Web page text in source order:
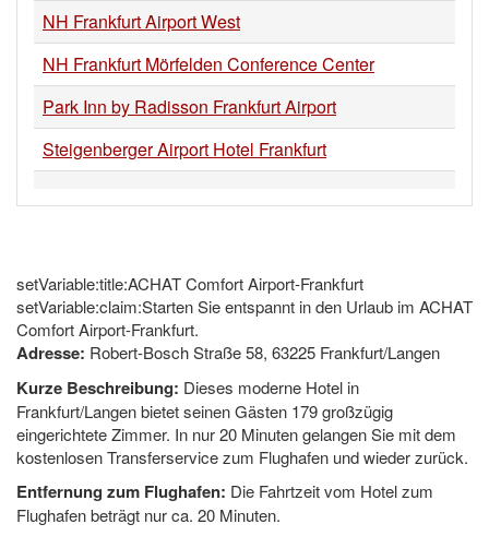
NH Frankfurt Airport West
NH Frankfurt Mörfelden Conference Center
Park Inn by Radisson Frankfurt Airport
Steigenberger Airport Hotel Frankfurt
setVariable:title:ACHAT Comfort Airport-Frankfurt
setVariable:claim:Starten Sie entspannt in den Urlaub im ACHAT
Comfort Airport-Frankfurt.
Adresse: Robert-Bosch Straße 58, 63225 Frankfurt/Langen
Kurze Beschreibung: Dieses moderne Hotel in
Frankfurt/Langen bietet seinen Gästen 179 großzügig
eingerichtete Zimmer. In nur 20 Minuten gelangen Sie mit dem
kostenlosen Transferservice zum Flughafen und wieder zurück.
Entfernung zum Flughafen: Die Fahrtzeit vom Hotel zum
Flughafen beträgt nur ca. 20 Minuten.